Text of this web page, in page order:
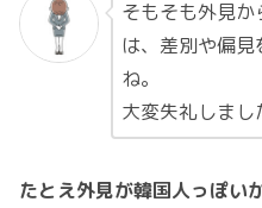
そもそも外見
は、差別や偏
ね。
大変失礼しまし
たとえ外見が韓国人っぽい